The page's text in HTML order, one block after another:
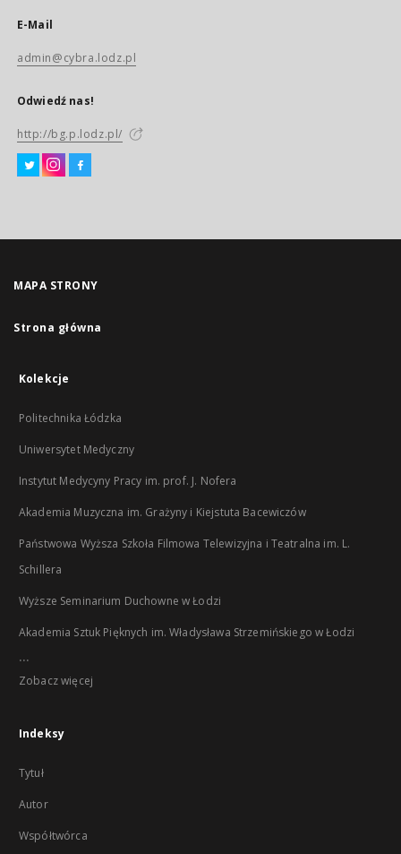
E-Mail
admin@cybra.lodz.pl
Odwiedź nas!
http://bg.p.lodz.pl/
MAPA STRONY
Strona główna
Kolekcje
Politechnika Łódzka
Uniwersytet Medyczny
Instytut Medycyny Pracy im. prof. J. Nofera
Akademia Muzyczna im. Grażyny i Kiejstuta Bacewiczów
Państwowa Wyższa Szkoła Filmowa Telewizyjna i Teatralna im. L.
Schillera
Wyższe Seminarium Duchowne w Łodzi
Akademia Sztuk Pięknych im. Władysława Strzemińskiego w Łodzi
...
Zobacz więcej
Indeksy
Tytuł
Autor
Współtwórca